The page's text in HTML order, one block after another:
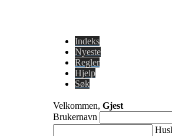
Indeks
Nyeste
Regler
Hjelp
Søk
Velkommen, Gjest
Brukernavn